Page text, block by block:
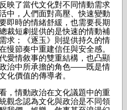
映了當代文化對不同情動需求
中，人們面對高壓、快速變動
即時的情緒舒緩，也需要長期
裁短劇提供的是快速的情動補
求；《逐玉》則提供持久的情
慢節奏中重建信任與安全感。
愛情敘事的雙重結構，也凸顯
治中所承擔的角色——既是情
化價值的傳導者。
，情動政治在文化議題中的重
觀念認為文化與政治是不同領